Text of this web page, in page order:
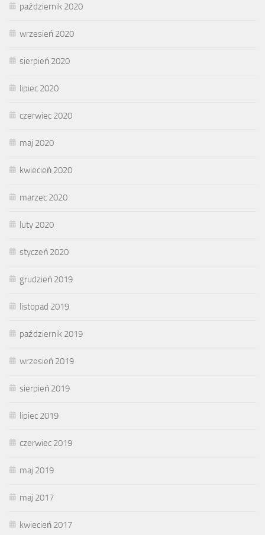
październik 2020
wrzesień 2020
sierpień 2020
lipiec 2020
czerwiec 2020
maj 2020
kwiecień 2020
marzec 2020
luty 2020
styczeń 2020
grudzień 2019
listopad 2019
październik 2019
wrzesień 2019
sierpień 2019
lipiec 2019
czerwiec 2019
maj 2019
maj 2017
kwiecień 2017